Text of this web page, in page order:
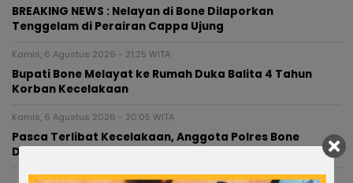
BREAKING NEWS : Nelayan di Bone Dilaporkan
Tenggelam di Perairan Cappa Ujung
Kamis, 6 Agustus 2026 - 21:25 WITA
Bupati Bone Melayat ke Rumah Duka Balita 4 Tahun
Korban Kecelakaan
Kamis, 6 Agustus 2026 - 20:05 WITA
Pasca Terlibat Kecelakaan, Anggota Polres Bone
Diperiksa Propam Dan Sudah Ditahan